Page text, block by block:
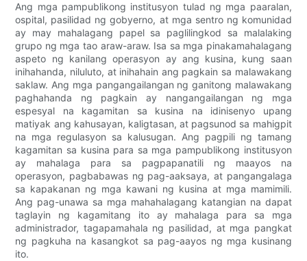
Ang mga pampublikong institusyon tulad ng mga paaralan,
ospital, pasilidad ng gobyerno, at mga sentro ng komunidad
ay may mahalagang papel sa paglilingkod sa malalaking
grupo ng mga tao araw-araw. Isa sa mga pinakamahalagang
aspeto ng kanilang operasyon ay ang kusina, kung saan
inihahanda, niluluto, at inihahain ang pagkain sa malawakang
saklaw. Ang mga pangangailangan ng ganitong malawakang
paghahanda ng pagkain ay nangangailangan ng mga
espesyal na kagamitan sa kusina na idinisenyo upang
matiyak ang kahusayan, kaligtasan, at pagsunod sa mahigpit
na mga regulasyon sa kalusugan. Ang pagpili ng tamang
kagamitan sa kusina para sa mga pampublikong institusyon
ay mahalaga para sa pagpapanatili ng maayos na
operasyon, pagbabawas ng pag-aaksaya, at pangangalaga
sa kapakanan ng mga kawani ng kusina at mga mamimili.
Ang pag-unawa sa mga mahahalagang katangian na dapat
taglayin ng kagamitang ito ay mahalaga para sa mga
administrador, tagapamahala ng pasilidad, at mga pangkat
ng pagkuha na kasangkot sa pag-aayos ng mga kusinang
ito.